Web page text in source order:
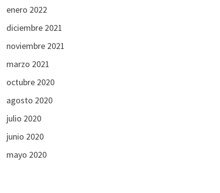
enero 2022
diciembre 2021
noviembre 2021
marzo 2021
octubre 2020
agosto 2020
julio 2020
junio 2020
mayo 2020